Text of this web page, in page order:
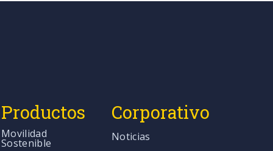
Productos
Movilidad
Sostenible
Corporativo
Noticias